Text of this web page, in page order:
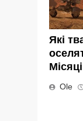
Які
Місяці
Ole